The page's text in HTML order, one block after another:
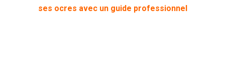
ses ocres avec un guide professionnel